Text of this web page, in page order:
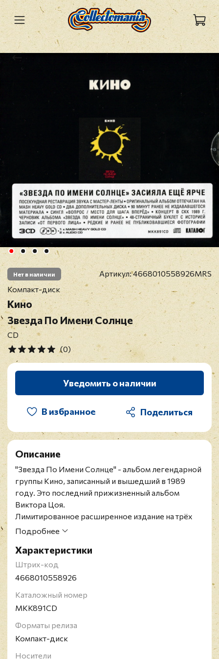
Нет в наличии Артикул:4668010558926MRS
Компакт-диск
Кино
Звезда По Имени Солнце
CD
(0)
Уведомить о наличии
В избранное
Описание
"Звезда По Имени Солнце" - альбом легендарной
группы Кино, записанный и вышедший в 1989
году. Это последний прижизненный альбом
Виктора Цоя.
Лимитированное расширенное издание на трёх
компакт-дисках. Включает в себя
сингл «Вопрос», запись концертного выступления
КИНО в ленинградском СКК в ноябре 1989 года с
презентацией программы «Звезда По Имени
Издание выполнено в виде двух раздельных
пластиковых боксов, укомплектовано отдельным
48-страничным буклетом и упаковано в жесткий
внешний слипкейс.
Кино - легендарная рок группа советских времен,
Подробнее
Характеристики
Штрих-код
4668010558926
Каталожный номер
MKK891CD
Форматы релиза
Компакт-диск
Носители